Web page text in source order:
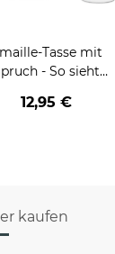
Tasse mit
- So sieht
- aus
12,95 €
kaufen